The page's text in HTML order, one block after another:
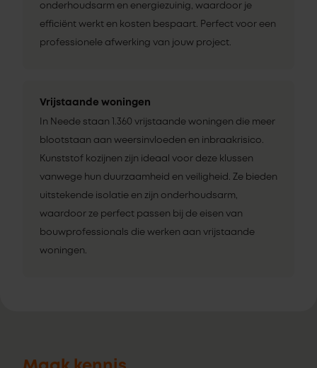
onderhoudsarm en energiezuinig, waardoor je
efficiënt werkt en kosten bespaart. Perfect voor een
professionele afwerking van jouw project.
Vrijstaande woningen
In Neede staan 1.360 vrijstaande woningen die meer
blootstaan aan weersinvloeden en inbraakrisico.
Kunststof kozijnen zijn ideaal voor deze klussen
vanwege hun duurzaamheid en veiligheid. Ze bieden
uitstekende isolatie en zijn onderhoudsarm,
waardoor ze perfect passen bij de eisen van
bouwprofessionals die werken aan vrijstaande
woningen.